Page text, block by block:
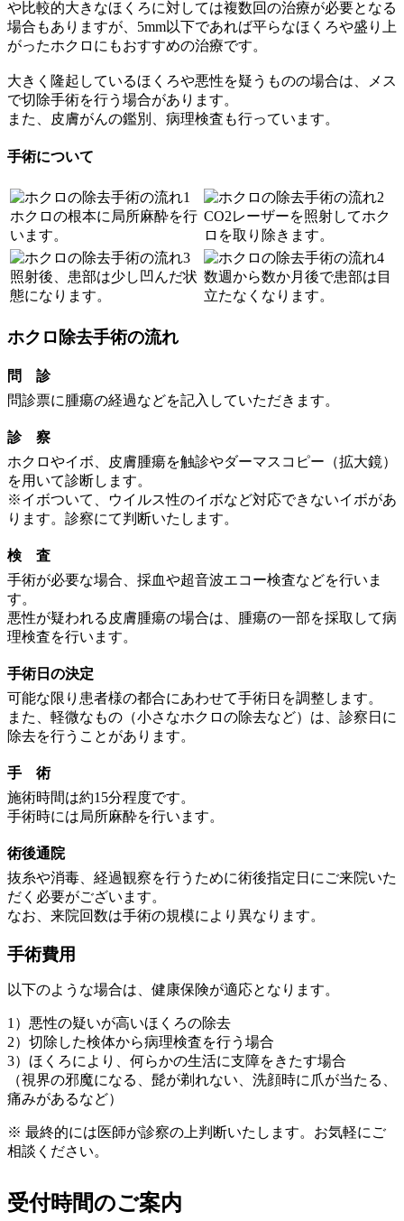
や比較的大きなほくろに対しては複数回の治療が必要となる
場合もありますが、5mm以下であれば平らなほくろや盛り上
がったホクロにもおすすめの治療です。
大きく隆起しているほくろや悪性を疑うものの場合は、メス
で切除手術を行う場合があります。
また、皮膚がんの鑑別、病理検査も行っています。
手術について
ホクロの根本に局所麻酔を行
います。
CO2レーザーを照射してホク
ロを取り除きます。
照射後、患部は少し凹んだ状
態になります。
数週から数か月後で患部は目
立たなくなります。
ホクロ除去手術の流れ
問 診
問診票に腫瘍の経過などを記入していただきます。
診 察
ホクロやイボ、皮膚腫瘍を触診やダーマスコピー（拡大鏡）
を用いて診断します。
※イボついて、ウイルス性のイボなど対応できないイボがあ
ります。診察にて判断いたします。
検 査
手術が必要な場合、採血や超音波エコー検査などを行いま
す。
悪性が疑われる皮膚腫瘍の場合は、腫瘍の一部を採取して病
理検査を行います。
手術日の決定
可能な限り患者様の都合にあわせて手術日を調整します。
また、軽微なもの（小さなホクロの除去など）は、診察日に
除去を行うことがあります。
手 術
施術時間は約15分程度です。
手術時には局所麻酔を行います。
術後通院
抜糸や消毒、経過観察を行うために術後指定日にご来院いた
だく必要がございます。
なお、来院回数は手術の規模により異なります。
手術費用
以下のような場合は、健康保険が適応となります。
1）悪性の疑いが高いほくろの除去
2）切除した検体から病理検査を行う場合
3）ほくろにより、何らかの生活に支障をきたす場合
（視界の邪魔になる、髭が剃れない、洗顔時に爪が当たる、
痛みがあるなど）
※ 最終的には医師が診察の上判断いたします。お気軽にご
相談ください。
受付時間のご案内